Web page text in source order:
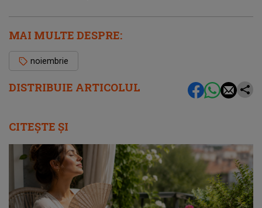
DISTRIBUIE ARTICOLUL
MAI MULTE DESPRE:
noiembrie
CITEȘTE ȘI